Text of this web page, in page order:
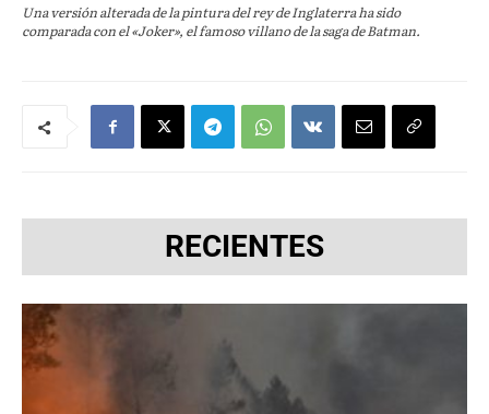
Una versión alterada de la pintura del rey de Inglaterra ha sido
comparada con el «Joker», el famoso villano de la saga de Batman.
RECIENTES